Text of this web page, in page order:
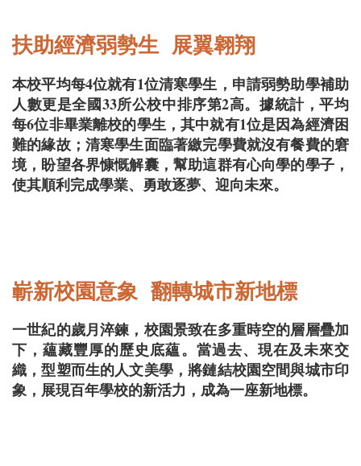
扶助經濟弱勢生 展翼翱翔
本校平均每4位就有1位清寒學生，申請弱勢助學補助
人數更是全國33所公校中排序第2高。據統計，平均
每6位非畢業離校的學生，其中就有1位是因為經濟困
難的緣故；清寒學生面臨著繳完學費就沒有餐費的窘
境，盼望各界慷慨解囊，幫助這群有心向學的學子，
使其順利完成學業、勇敢逐夢、迎向未來。
嶄新校園意象 翻轉城市新地標
一世紀的歲月淬鍊，校園景致在多重時空的層層疊加
下，蘊藏豐厚的歷史底蘊。當過去、現在及未來交
織，型塑而生的人文美學，將鏈結校園空間與城市印
象，展現百年學校的新活力，成為一座新地標。